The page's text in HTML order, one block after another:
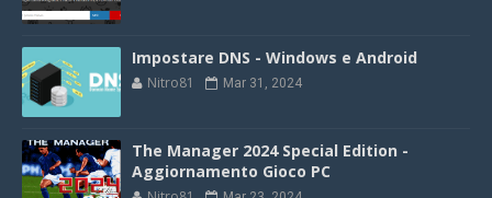
Impostare DNS - Windows e Android
Nitro81 Mar 31, 2024
The Manager 2024 Special Edition -
Aggiornamento Gioco PC